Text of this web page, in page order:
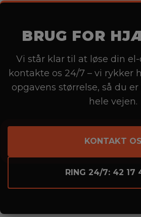
BRUG FOR
Vi står klar til at løse din
kontakte os 24/7 – vi rykker
opgavens størrelse, så du
hele vejen.
KONTAKT OS
RING 24/7: 42 17